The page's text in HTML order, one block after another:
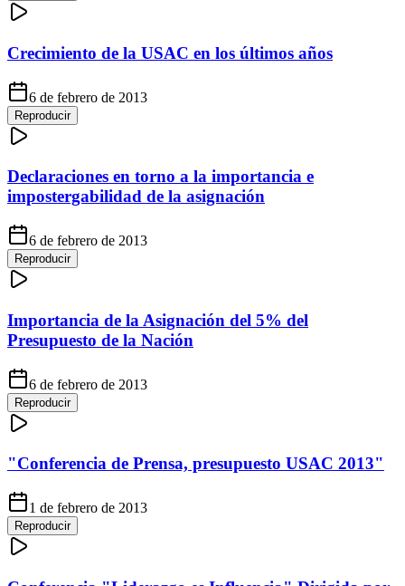
Crecimiento de la USAC en los últimos años
6 de febrero de 2013
Reproducir
Declaraciones en torno a la importancia e
impostergabilidad de la asignación
6 de febrero de 2013
Reproducir
Importancia de la Asignación del 5% del
Presupuesto de la Nación
6 de febrero de 2013
Reproducir
"Conferencia de Prensa, presupuesto USAC 2013"
1 de febrero de 2013
Reproducir